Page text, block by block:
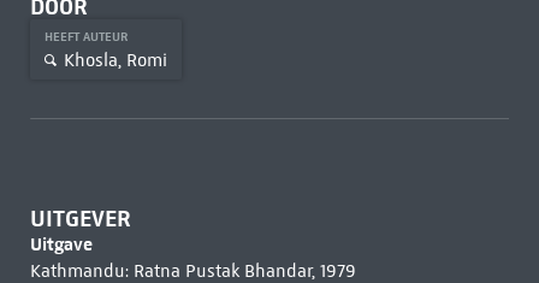
DOOR
HEEFT AUTEUR
Khosla, Romi
UITGEVER
Uitgave
Kathmandu: Ratna Pustak Bhandar, 1979